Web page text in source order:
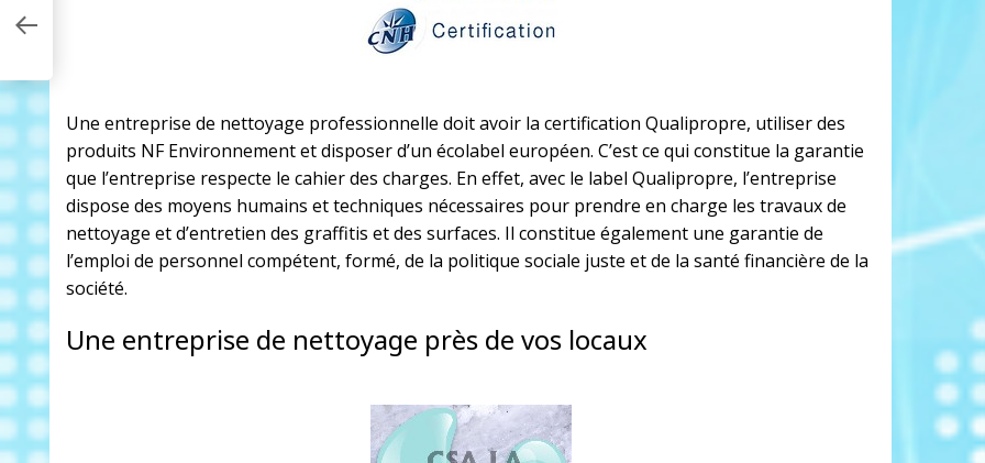
Une entreprise de nettoyage professionnelle doit avoir la certification Qualipropre, utiliser des
produits NF Environnementet disposer d’un écolabel européen. C’est ce qui constitue la garantie
que l’entreprise respecte le cahier des charges. En effet, avec le label Qualipropre, l’entreprise
dispose des moyens humains et techniques nécessaires pour prendre en charge les travaux de
nettoyage et d’entretien des graffitis et des surfaces. Il constitue également une garantie de
l’emploi de personnel compétent, formé, de la politique sociale juste et de la santé financière de la
société.
Une entreprise de nettoyage près de vos locaux